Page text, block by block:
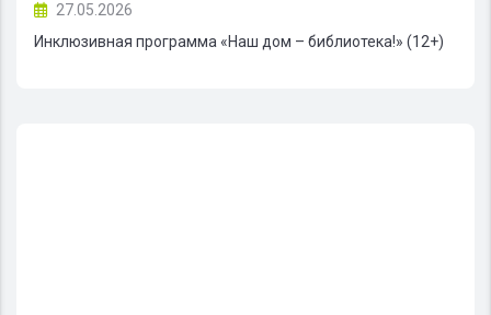
27.05.2026
Инклюзивная программа «Наш дом – библиотека!» (12+)